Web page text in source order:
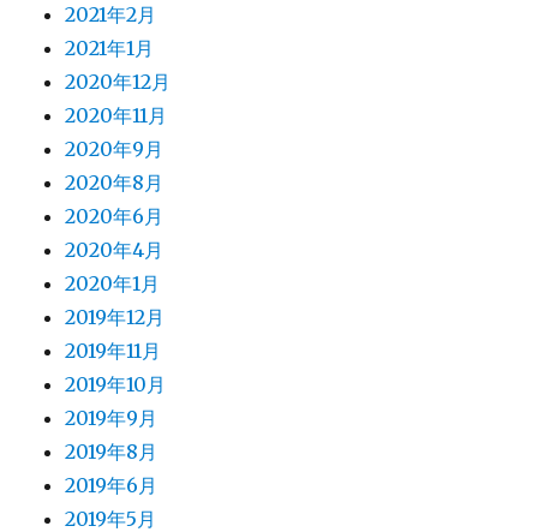
2021年2月
2021年1月
2020年12月
2020年11月
2020年9月
2020年8月
2020年6月
2020年4月
2020年1月
2019年12月
2019年11月
2019年10月
2019年9月
2019年8月
2019年6月
2019年5月